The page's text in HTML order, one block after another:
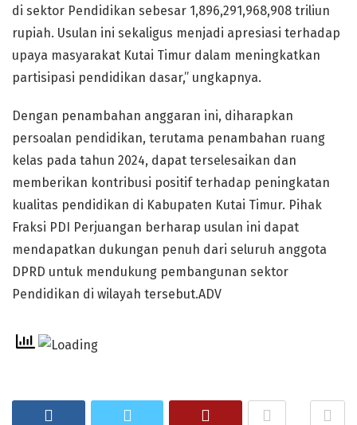
di sektor Pendidikan sebesar 1,896,291,968,908 triliun
rupiah. Usulan ini sekaligus menjadi apresiasi terhadap
upaya masyarakat Kutai Timur dalam meningkatkan
partisipasi pendidikan dasar,” ungkapnya.
Dengan penambahan anggaran ini, diharapkan
persoalan pendidikan, terutama penambahan ruang
kelas pada tahun 2024, dapat terselesaikan dan
memberikan kontribusi positif terhadap peningkatan
kualitas pendidikan di Kabupaten Kutai Timur. Pihak
Fraksi PDI Perjuangan berharap usulan ini dapat
mendapatkan dukungan penuh dari seluruh anggota
DPRD untuk mendukung pembangunan sektor
Pendidikan di wilayah tersebut.ADV